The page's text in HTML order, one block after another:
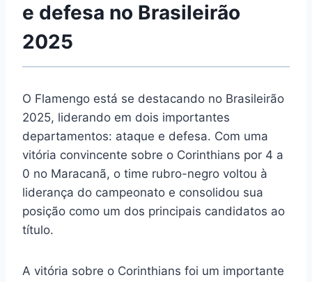
e defesa no Brasileirão
2025
O Flamengo está se destacando no Brasileirão
2025, liderando em dois importantes
departamentos: ataque e defesa. Com uma
vitória convincente sobre o Corinthians por 4 a
0 no Maracanã, o time rubro-negro voltou à
liderança do campeonato e consolidou sua
posição como um dos principais candidatos ao
título.
A vitória sobre o Corinthians foi um importante